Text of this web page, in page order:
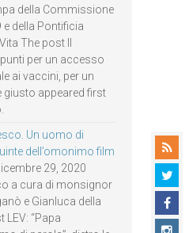
della Commissione
della Pontificia
The post Il
per un accesso
ai vaccini, per un
appeared first
Un uomo di
dell’omonimo film
29, 2020
a cura di monsignor
e Gianluca della
LEV: “Papa